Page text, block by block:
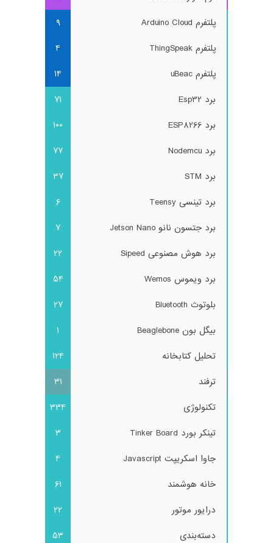
پلتفرم Arduino Cloud
9
پلتفرم ThingSpeak
4
پلتفرم uBeac
14
برد Esp32
71
برد ESP8266
100
برد Nodemcu
77
برد STM
37
برد تینسی Teensy
6
برد جتسون نانو Jetson Nano
7
برد هوش مصنوعی Sipeed
22
برد ویموس Wemos
54
بلوتوث Bluetooth
27
بیگل بون Beaglebone
1
تحلیل کتابخانه
124
ترفند
31
تکنولوژی
334
تینکر بورد Tinker Board
3
جاوا اسکریپت Javascript
4
خانه هوشمند
61
درایور موتور
22
دسته‌بندی
53